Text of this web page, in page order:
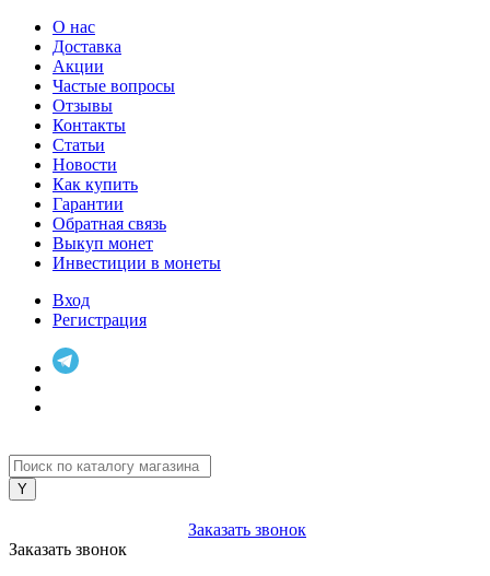
О нас
Доставка
Акции
Частые вопросы
Отзывы
Контакты
Статьи
Новости
Как купить
Гарантии
Обратная связь
Выкуп монет
Инвестиции в монеты
Вход
Регистрация
Заказать звонок
Заказать звонок